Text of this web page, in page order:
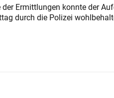
der Ermittlungen konnte der
durch die Polizei